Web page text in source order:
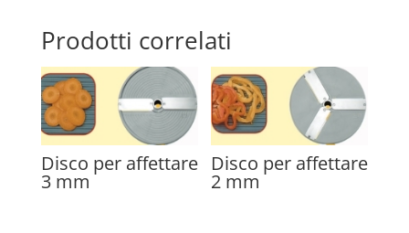
Prodotti correlati
Disco per affettare
3 mm
Disco per affettare
2 mm